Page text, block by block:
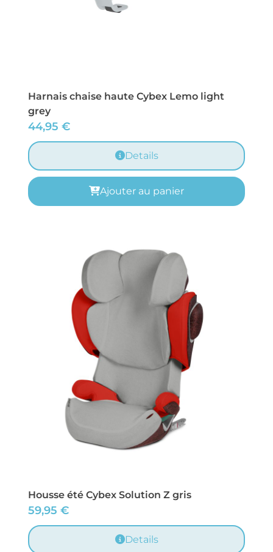
Harnais chaise haute Cybex Lemo light
grey
44,95 €
Details
Ajouter au panier
Housse été Cybex Solution Z gris
59,95 €
Details